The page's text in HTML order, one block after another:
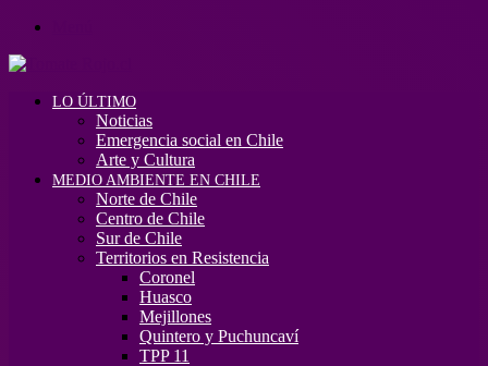
LO ÚLTIMO
Noticias
Emergencia social en Chile
Arte y Cultura
MEDIO AMBIENTE EN CHILE
Norte de Chile
Centro de Chile
Sur de Chile
Territorios en Resistencia
Coronel
Huasco
Mejillones
Quintero y Puchuncaví
TPP 11